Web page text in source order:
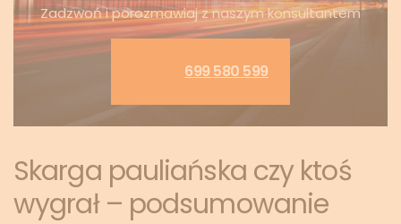
Zadzwoń i porozmawiaj z naszym konsultantem
699 580 599
Skarga pauliańska czy ktoś
wygrał – podsumowanie